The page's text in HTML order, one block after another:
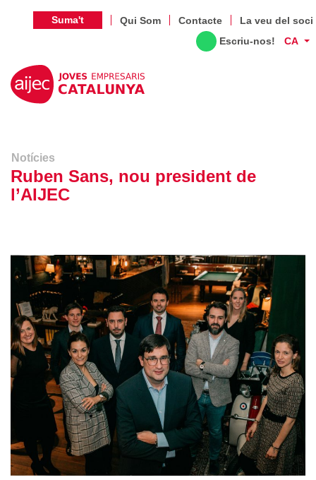
Suma't Qui Som Contacte
La veu del soci
Escriu-nos!
CA
Notícies
Ruben Sans, nou president de
l’AIJEC